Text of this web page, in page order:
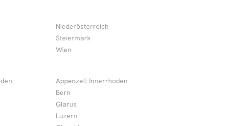
Niederösterreich
Steiermark
Wien
Appenzell Innerrhoden
Bern
Glarus
Luzern